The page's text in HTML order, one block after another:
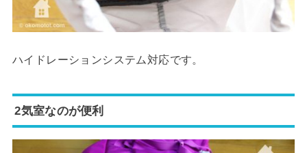
ハイドレーションシステム対応です。
2気室なのが便利